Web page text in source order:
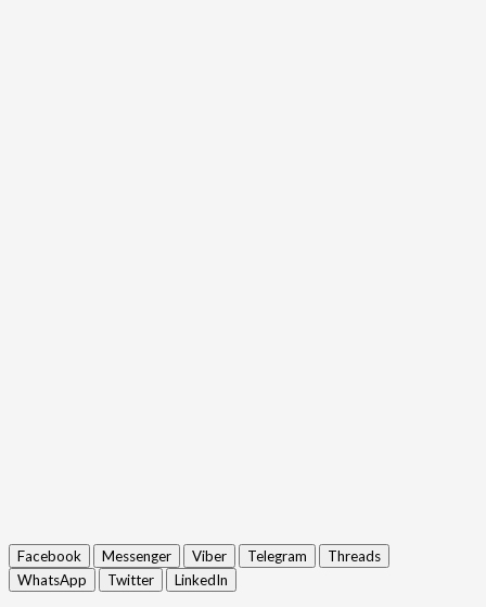
Facebook Messenger Viber Telegram
Threads
WhatsApp
Twitter LinkedIn